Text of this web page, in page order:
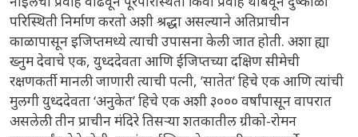
परिस्थिती निर्माण करतो अशी श्रद्धा असल्याने अतिप्राचीन
काळापासून इजिप्तमध्ये त्याची उपासना केली जात होती. अशा ह्या
ख्नुम देवाचे एक, युध्ददेवता आणि ईजिप्तच्या दक्षिण सीमेची
रक्षणकर्ती मानली जाणारी त्याची पत्नी, ’सातेत’ हिचे एक आणि त्यांची
मुलगी युध्ददेवता ‘अनुकेत’ हिचे एक अशी ३००० वर्षांपासून वापरात
असलेली तीन प्राचीन मंदिरे तिसऱ्या शतकातील ग्रीको-रोमन